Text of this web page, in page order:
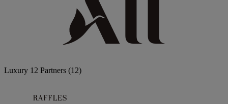
Luxury 12 Partners (12)